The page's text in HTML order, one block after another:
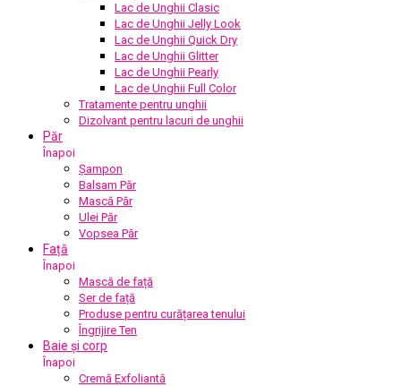
Lac de Unghii Clasic
Lac de Unghii Jelly Look
Lac de Unghii Quick Dry
Lac de Unghii Glitter
Lac de Unghii Pearly
Lac de Unghii Full Color
Tratamente pentru unghii
Dizolvant pentru lacuri de unghii
Păr
Înapoi
Șampon
Balsam Păr
Mască Păr
Ulei Păr
Vopsea Păr
Față
Înapoi
Mască de față
Ser de față
Produse pentru curățarea tenului
Îngrijire Ten
Baie și corp
Înapoi
Cremă Exfoliantă